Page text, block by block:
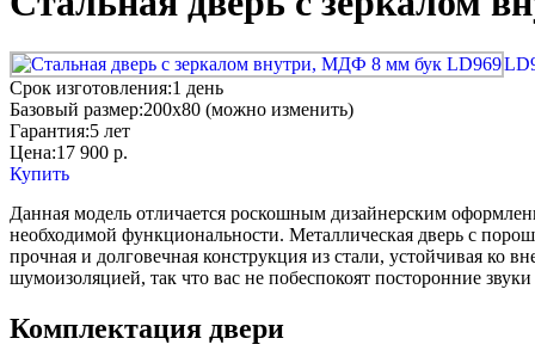
Срок изготовления:1 день
Базовый размер:200x80 (можно изменить)
Гарантия:5 лет
Цена:17 900 р.
Купить
Данная модель отличается роскошным дизайнерским
необходимой функциональности. Металлическая дверь с
прочная и долговечная конструкция из стали, устойчивая ко
шумоизоляцией, так что вас не побеспокоят посторонние звуки
Комплектация двери